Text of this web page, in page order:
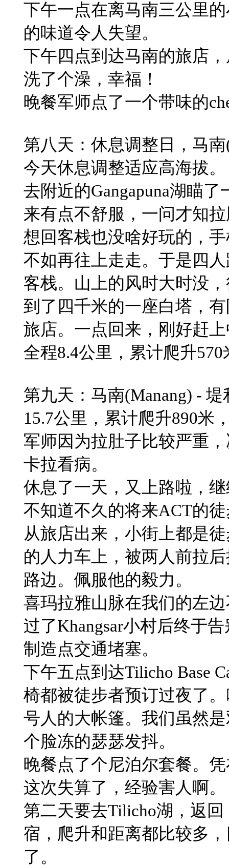
下午​一点在离马南三公里
的味道令人失望。
下午四点到达马​南的旅店
洗了个澡，幸福！
晚餐军师点了一个带味的
第八天：休息调整日，马南
​今天休息调整适应高海拔。
去附近的Gangapuna湖瞄
来有点不舒服，一问才知
想回客栈也没啥好玩的，
不如再往上走走。于是四
客栈。山上的风时大时没
到了四千米的一座白塔，
旅店。一点回来，刚好赶
全程8.4公里，累计爬升
第九天：马南(Manang) -
15.7公里，累计爬升890米
军师因为拉肚子比较严重
卡拉看病。
休息了一天，又上路啦，
不知道不久的将来ACT的
从旅店出来，小街上都是
的人力车上，被两人前拉
路边。佩服他的毅力。
喜玛拉雅山脉在我们的左
过了Khangsar小村后终于
制造点交通堵塞。
下午五点到达Tilicho Base
椅都被徒步者预订过夜了
号人的大帐篷。我们虽然
个脸冻的瑟瑟发抖。
晚餐点了个尼泊尔套餐。
这次失算了，经验害人啊。
第二天要去Tilicho湖，返回
宿，爬升和距离都比较多
了。